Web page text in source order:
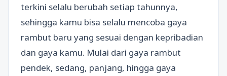
terkini selalu berubah setiap tahunnya,
sehingga kamu bisa selalu mencoba gaya
rambut baru yang sesuai dengan kepribadian
dan gaya kamu. Mulai dari gaya rambut
pendek, sedang, panjang, hingga gaya